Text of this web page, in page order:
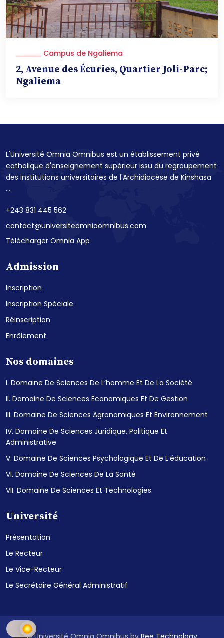
Campus de Ngaliema
2, Avenue des Écuries, Quartier Joli-Parc;
Ngaliema
L'Université Omnia Omnibus est un établissement privé
catholique d'enseignement supérieur issu du regroupement
des institutions universitaires de l'Archidiocèse de Kinshasa
....
+243 831 445 562
contact@universiteomniaomnibus.com
Télécharger Omnia App
Admission
Inscription
Inscription Spéciale
Réinscription
Enrôlement
Nos domaines
I. Domaine De Sciences De L’homme Et De La Société
II. Domaine De Sciences Economiques Et De Gestion
III. Domaine De Sciences Agronomiques Et Environnement
IV. Domaine De Sciences Juridique, Politique Et
Administrative
V. Domaine De Sciences Psychologique Et De L’éducation
VI. Domaine De Sciences De La Santé
VII. Domaine De Sciences Et Technologies
Université
Présentation
Le Recteur
Le Vice-Recteur
Le Secrétaire Général Administratif